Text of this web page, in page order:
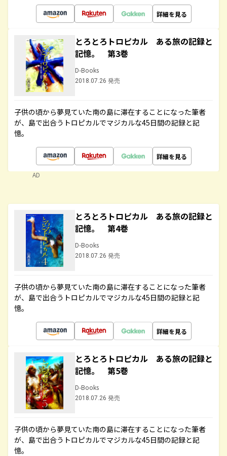
詳細を見る
とろとろトロピカル ある旅の記録と
記憶。 第3巻
D-Books
2018.07.26 発売
子供の頃から夢見ていた南の島に滞在することになった筆者
が、島で出合うトロピカルでマジカルな45日間の記録と記
憶。
詳細を見る
AD
とろとろトロピカル ある旅の記録と
記憶。 第4巻
D-Books
2018.07.26 発売
子供の頃から夢見ていた南の島に滞在することになった筆者
が、島で出合うトロピカルでマジカルな45日間の記録と記
憶。
詳細を見る
とろとろトロピカル ある旅の記録と
記憶。 第5巻
D-Books
2018.07.26 発売
子供の頃から夢見ていた南の島に滞在することになった筆者
が、島で出合うトロピカルでマジカルな45日間の記録と記
憶。